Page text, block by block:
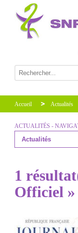
Accueil Actualités
ACTUALITÉS -
1
Officiel »